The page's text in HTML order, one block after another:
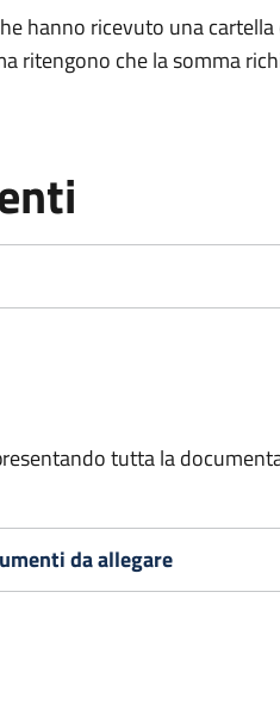
hanno ricevuto una
ritengono che la somma
tutta la
da allegare